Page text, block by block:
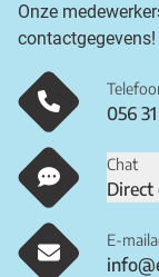
Onze
contactgegevens!
056
Chat
Direct
E-